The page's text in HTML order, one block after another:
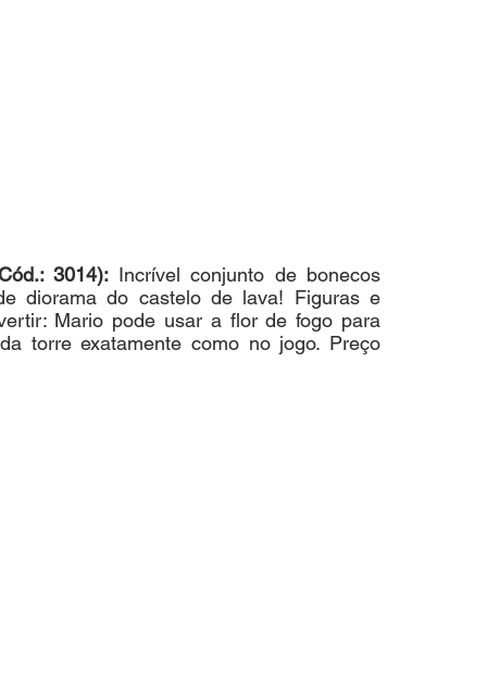
3014): Incrível conjunto de bonecos
diorama do castelo de lava! Figuras e
Mario pode usar a flor de fogo para
torre exatamente como no jogo. Preço